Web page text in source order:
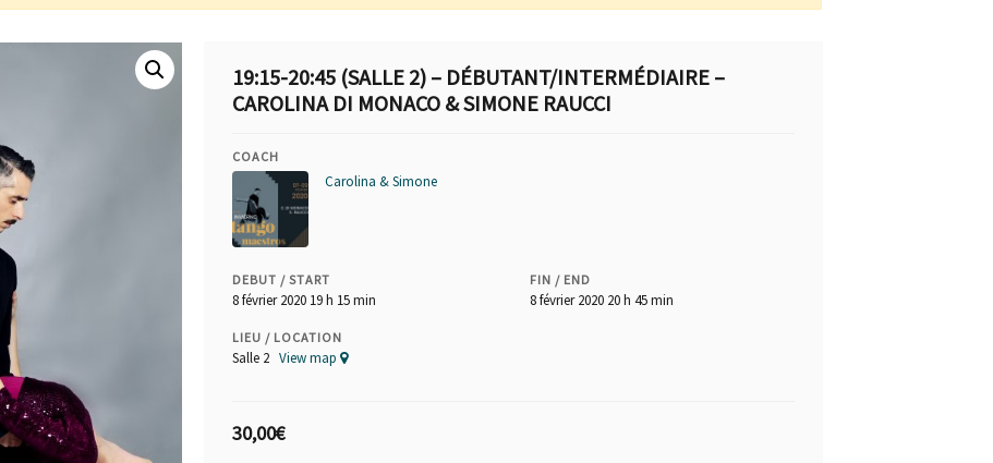
19:15-20:45 (SALLE 2) – DÉBUTANT/INTERMÉDIAIRE –
CAROLINA DI MONACO & SIMONE RAUCCI
COACH
Carolina & Simone
DEBUT / START
8 février 2020 19 h 15 min
FIN / END
8 février 2020 20 h 45 min
LIEU / LOCATION
Salle 2 View map
30,00€